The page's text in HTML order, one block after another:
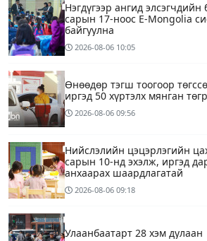
Нэгдүгээр ангид элсэгчдийн
сарын 17-ноос E-Mongolia
байгуулна
2026-08-06 10:05
Өнөөдөр тэгш тоогоор
иргэд 50 хүртэлх мянган
2026-08-06 09:56
Нийслэлийн цэцэрлэгийн
сарын 10-нд эхэлж, иргэд
анхаарах шаардлагатай
2026-08-06 09:18
Улаанбаатарт 28 хэм дулаан